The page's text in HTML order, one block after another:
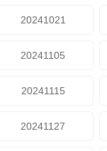
20241021
20241105
20241115
20241127